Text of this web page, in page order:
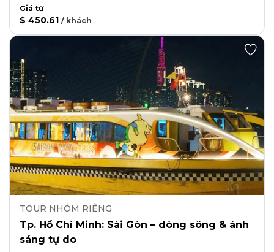
Giá từ
$ 450.61 / khách
TOUR NHÓM RIÊNG
Tp. Hồ Chí Minh: Sài Gòn – dòng sông & ánh
sáng tự do